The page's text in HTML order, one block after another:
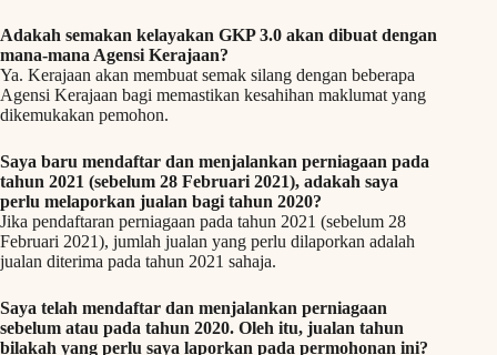
Adakah semakan kelayakan GKP 3.0 akan dibuat dengan
mana-mana Agensi Kerajaan?
Ya. Kerajaan akan membuat semak silang dengan beberapa
Agensi Kerajaan bagi memastikan kesahihan maklumat yang
dikemukakan pemohon.
Saya baru mendaftar dan menjalankan perniagaan pada
tahun 2021 (sebelum 28 Februari 2021), adakah saya
perlu melaporkan jualan bagi tahun 2020?
Jika pendaftaran perniagaan pada tahun 2021 (sebelum 28
Februari 2021), jumlah jualan yang perlu dilaporkan adalah
jualan diterima pada tahun 2021 sahaja.
Saya telah mendaftar dan menjalankan perniagaan
sebelum atau pada tahun 2020. Oleh itu, jualan tahun
bilakah yang perlu saya laporkan pada permohonan ini?